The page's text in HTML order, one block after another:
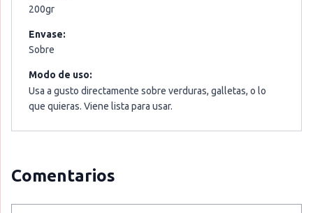
200gr
Envase:
Sobre
Modo de uso:
Usa a gusto directamente sobre verduras, galletas, o lo
que quieras. Viene lista para usar.
Comentarios